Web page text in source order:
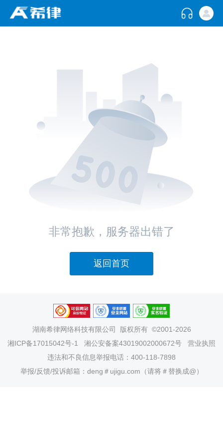
非常抱歉，服务器出错了
返回首页
湖南希律网络科技有限公司
版权所有 ©2001-2026
湘ICP备17015042号-1
湘公安备案43019002000672号
营业执照
违法和不良信息举报电话：400-118-7898
举报/反馈/投诉邮箱：deng＃ujigu.com（请将＃替换成@）